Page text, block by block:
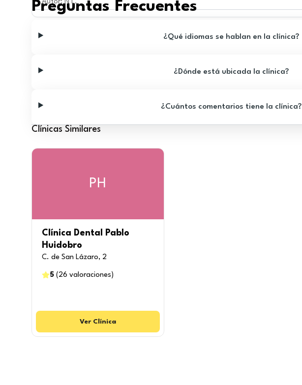
Autor:N L.
Preguntas Frecuentes
¿Qué idiomas se hablan en la clínica?
¿Dónde está ubicada la clínica?
¿Cuántos comentarios tiene la clínica?
Clínicas Similares
PH
Clínica Dental Pablo
Huidobro
C. de San Lázaro, 2
5 ( 26 valoraciones )
Ver Clínica